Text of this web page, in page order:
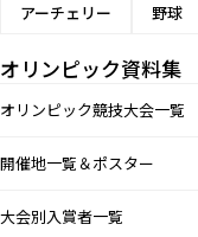
アーチェリー
野球
オリンピック資料集
オリンピック競技大会一覧
開催地一覧＆ポスター
大会別入賞者一覧